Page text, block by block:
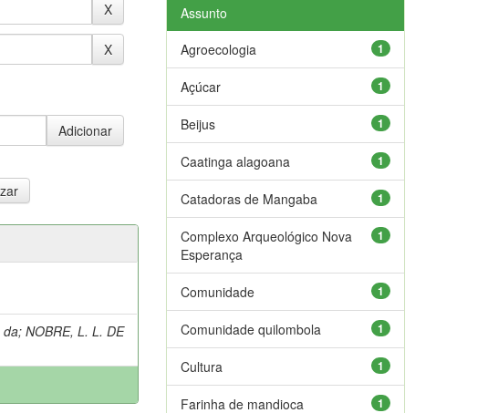
da;NOBRE, L. L. DE
Assunto
1
Agroecologia
1
Açúcar
1
Beijus
1
Caatinga alagoana
1
Catadoras de Mangaba
1
Complexo Arqueológico Nova
Esperança
1
Comunidade
1
Comunidade quilombola
1
Cultura
1
Farinha de mandioca